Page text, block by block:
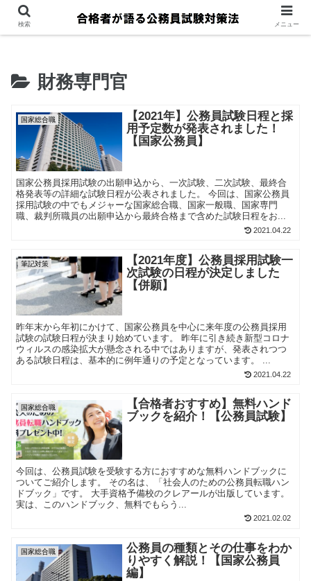
財務専門官
国家総合職
【2021年】公務員試験日程と採
用予定数が発表されました！
【国家公務員】
国家公務員採用試験の出願申込から、一次試験、二次試験、最終合
格発表等の詳細な試験日程が公表されました。 今回は、国家公務員
採用試験の中でもメジャーな国家総合職、国家一般職、国家専門
職、裁判所職員の出願申込から最終合格まで含めた試験日程をお...
2021.04.22
筆記対策
【2021年度】公務員採用試験一
次試験の日程が決定しました
【併願】
昨年末から年初にかけて、国家公務員を中心に来年度の公務員採用
試験の試験日程が決まり始めています。 昨年に引き続き新型コロナ
ウィルスの感染拡大が懸念される中ではありますが、発表されつつ
ある試験日程は、基本的に例年通りの予定となっています。 ...
2021.04.22
国家総合職
【合格者おすすめ】無料ハンド
ブックを紹介！【公務員試験】
今回は、公務員試験を受験する方におすすめな無料ハンドブックに
ついてご紹介します。 その名は、「社会人のための公務員転職ハン
ドブック」です。 大手資格予備校のクレアールが出版しています。
実は、このハンドブック、無料でもらう...
2021.02.02
国家総合職
公務員の種類とその仕事をわか
りやすく解説！【国家公務員
編】
検索 メニュー